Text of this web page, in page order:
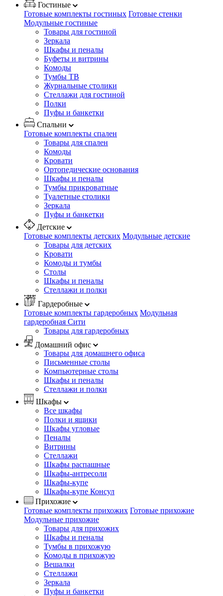
Гостиные
Готовые комплекты гостиных Готовые стенки
Модульные гостиные
Товары для гостиной
Зеркала
Шкафы и пеналы
Буфеты и витрины
Комоды
Тумбы ТВ
Журнальные столики
Стеллажи для гостиной
Полки
Пуфы и банкетки
Спальни
Готовые комплекты спален
Товары для спален
Комоды
Кровати
Ортопедические основания
Шкафы и пеналы
Тумбы прикроватные
Туалетные столики
Зеркала
Пуфы и банкетки
Детские
Готовые комплекты детских Модульные детские
Товары для детских
Кровати
Комоды и тумбы
Столы
Шкафы и пеналы
Стеллажи и полки
Гардеробные
Готовые комплекты гардеробных Модульная
гардеробная Сити
Товары для гардеробных
Домашний офис
Товары для домашнего офиса
Письменные столы
Компьютерные столы
Шкафы и пеналы
Стеллажи и полки
Шкафы
Все шкафы
Полки и ящики
Шкафы угловые
Пеналы
Витрины
Стеллажи
Шкафы распашные
Шкафы-антресоли
Шкафы-купе
Шкафы-купе Консул
Прихожие
Готовые комплекты прихожих Готовые прихожие
Модульные прихожие
Товары для прихожих
Шкафы и пеналы
Тумбы в прихожую
Комоды в прихожую
Вешалки
Стеллажи
Зеркала
Пуфы и банкетки